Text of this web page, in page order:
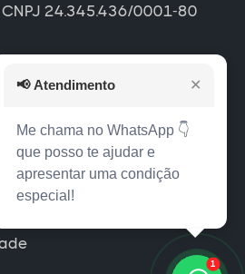
CNPJ 24.345.436/0001-80
1
📢 Atendimento ✕
Me chama no WhatsApp 👇
que posso te ajudar e
apresentar uma condição
especial!